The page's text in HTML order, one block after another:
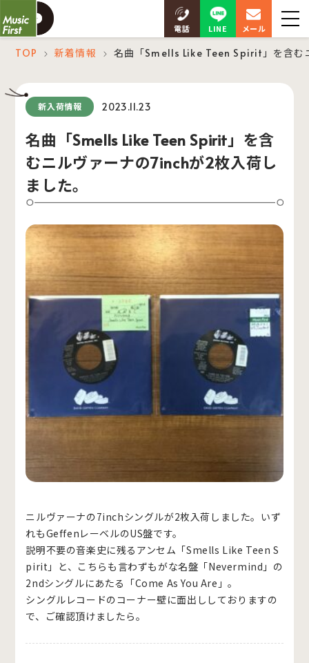
電話 LINE メール
TOP ＞ 新着情報 ＞ 名曲「Smells Like Teen Spirit」を含む
新入荷情報 2023.11.23
名曲「Smells Like Teen Spirit」を含
むニルヴァーナの7inchが2枚入荷し
ました。
ニルヴァーナの7inchシングルが2枚入荷しました。いず
れもGeffenレーベルのUS盤です。
説明不要の音楽史に残るアンセム「Smells Like Teen S
pirit」と、こちらも言わずもがな名盤「Nevermind」の
2ndシングルにあたる「Come As You Are」。
シングルレコードのコーナー壁に面出ししておりますの
で、ご確認頂けましたら。